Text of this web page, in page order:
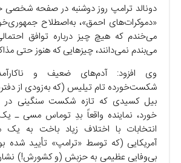
دونالد ترامپ روز دوشنبه در صفحه
«دموکرات‌های احمق»، به‌اصطلاح
می‌خندم که هیچ چیز درباره توافق
می‌بندم نمی‌دانند، چیز‌هایی که هنوز حتی
وی افزود: آدم‌های ضعیف و
شکست‌خورده تام تیلیس (که به‌زودی از
بیل کسیدی که تازه شکست سنگینی در
خورد، نماینده واقعاً بدِ توماس مسی ـ
انتخابات با اختلاف زیاد باخت به
آمریکایی (که توسط «ترامپ» تأیید شده
بی‌وفایی عظیمی به حزبش (و کشورش!) نشان